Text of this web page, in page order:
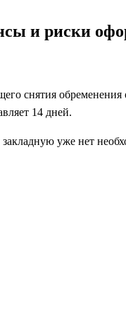
и риски
снятия
14 дней.
уже нет